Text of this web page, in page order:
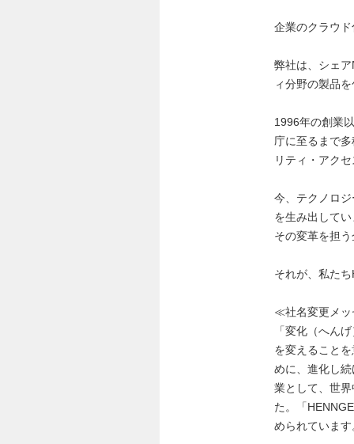
企業のクラウ
弊社は、シェ
ィ分野の製品
1996年の創業
庁に至るまで
リティ・アク
今、テクノロ
を生み出して
その変革を担
それが、私た
≪社名変更メ
「変化（へん
を変えること
めに、進化し
業として、世
た。「
められています